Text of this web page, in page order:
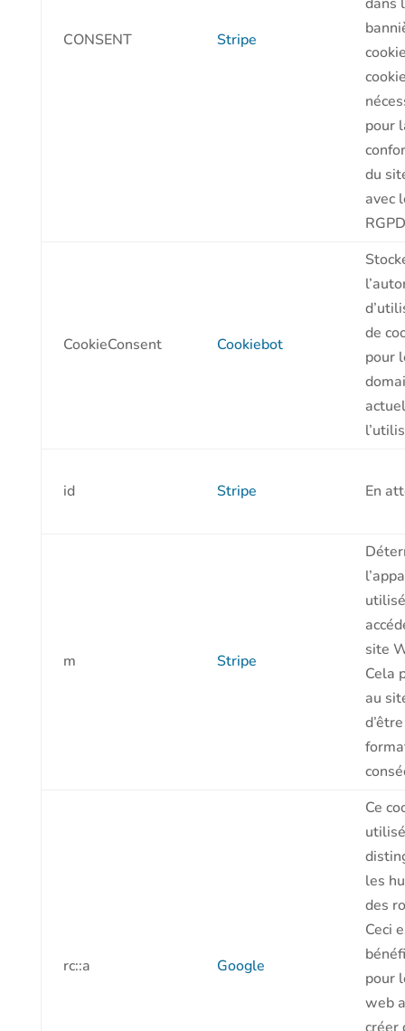
CONSENT Stripe
pour
du
avec
CookieConsent Cookiebot
de
pour
id Stripe En
m Stripe
site
Cela
au
d’être
rc::a Google
Ce
les
des
Ceci
pour
web